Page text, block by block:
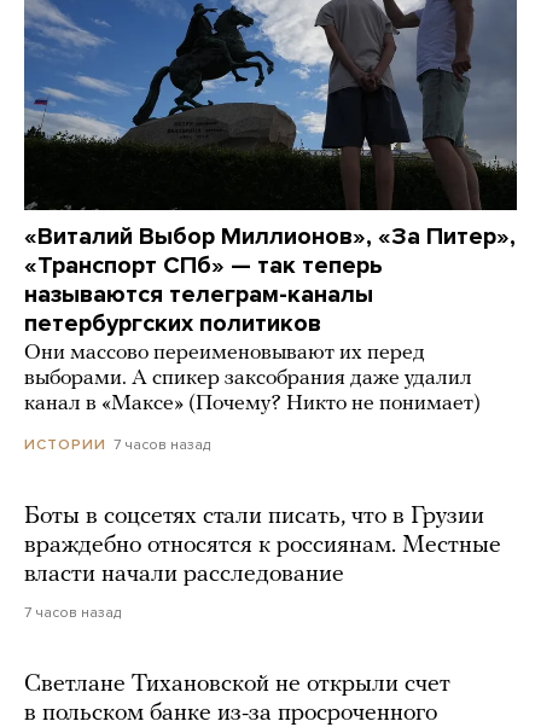
«Виталий Выбор Миллионов», «За Питер»,
«Транспорт СПб» — так теперь
называются телеграм-каналы
петербургских политиков
Они массово переименовывают их перед
выборами. А спикер заксобрания даже удалил
канал в «Максе» (Почему? Никто не понимает)
ИСТОРИИ 7 часов назад
Боты в соцсетях стали писать, что в Грузии
враждебно относятся к россиянам. Местные
власти начали расследование
7 часов назад
Светлане Тихановской не открыли счет
в польском банке из-за просроченного